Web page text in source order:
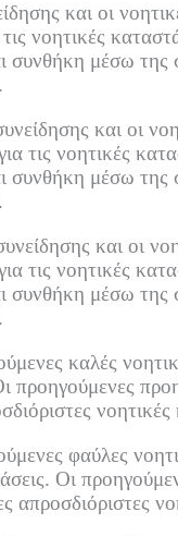
και οι
νοητικές
συνθήκη μέσω της
και οι
τις νοητικές
συνθήκη μέσω της
και οι
τις νοητικές
συνθήκη μέσω της
καλές
προηγούμενες
νοητικές
φαύλες
Οι
απροσδιόριστες